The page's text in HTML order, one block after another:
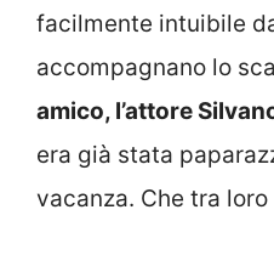
facilmente intuibile
accompagnano lo
amico, l’attore
era già stata
vacanza. Che tra